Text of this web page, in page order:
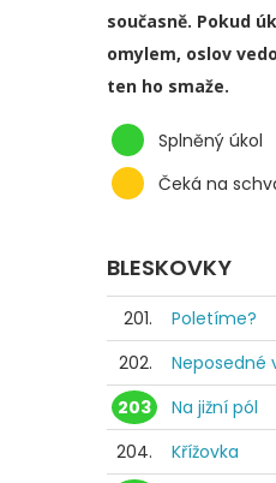
současně. Pokud
omylem, oslov
ten ho smaže.
Splněný úkol
Čeká na
BLESKOVKY
201.
Poletíme?
202.
Neposedné
203
Na jižní pól
204.
Křížovka